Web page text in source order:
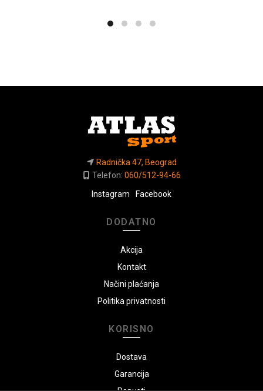
Radnička 47, Beograd
Telefon: 060/512-94-66
Instagram
Facebook
DODATNO
Akcija
Kontakt
Načini plaćanja
Politika privatnosti
KORISNO
Dostava
Garancija